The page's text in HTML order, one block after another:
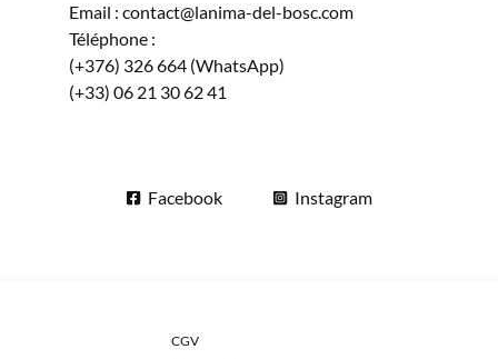
Email : contact@lanima-del-bosc.com
Téléphone :
(+376) 326 664 (WhatsApp)
(+33) 06 21 30 62 41
Facebook Instagram
CGV